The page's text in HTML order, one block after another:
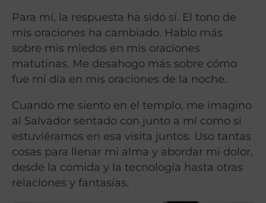
Para mí, la respuesta ha sido sí. El tono de
mis oraciones ha cambiado. Hablo más
sobre mis miedos en mis oraciones
matutinas. Me desahogo más sobre cómo
fue mi día en mis oraciones de la noche.
Cuando me siento en el templo, me imagino
al Salvador sentado con junto a mí como si
estuviéramos en esa visita juntos. Uso tantas
cosas para llenar mi alma y abordar mi dolor,
desde la comida y la tecnología hasta otras
relaciones y fantasías.